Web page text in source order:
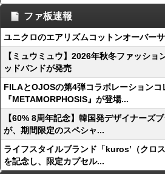
ファ板速報
ユニクロのエアリズムコットンオーバー
【ミュウミュウ】2026年秋冬ファッショ
ッドバンドが発売
FILAとOJOSの第4弾コラボレーションコ
『METAMORPHOSIS』が登場...
【60% 8周年記念】韓国発デザイナーズ
が、期間限定のスペシャ...
ライフスタイルブランド「kuros’（クロ
を記念し、限定カプセル...